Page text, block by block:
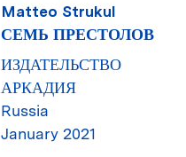
Matteo Strukul
СЕМЬ ПРЕСТОЛОВ
ИЗДАТЕЛЬСТВО
АРКАДИЯ
Russia
January 2021